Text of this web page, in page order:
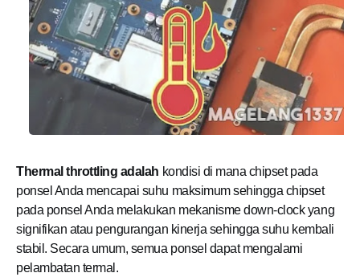
Thermal throttling adalah kondisi di mana chipset pada
ponsel Anda mencapai suhu maksimum sehingga chipset
pada ponsel Anda melakukan mekanisme down-clock yang
signifikan atau pengurangan kinerja sehingga suhu kembali
stabil. Secara umum, semua ponsel dapat mengalami
pelambatan termal.